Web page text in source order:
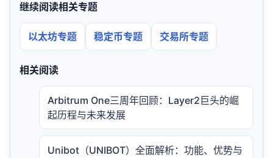
继续阅读相关专题
以太坊专题 稳定币专题 交易所专题
相关阅读
Arbitrum One三周年回顾：Layer2巨头的崛
起历程与未来发展
Unibot（UNIBOT）全面解析：功能、优势与